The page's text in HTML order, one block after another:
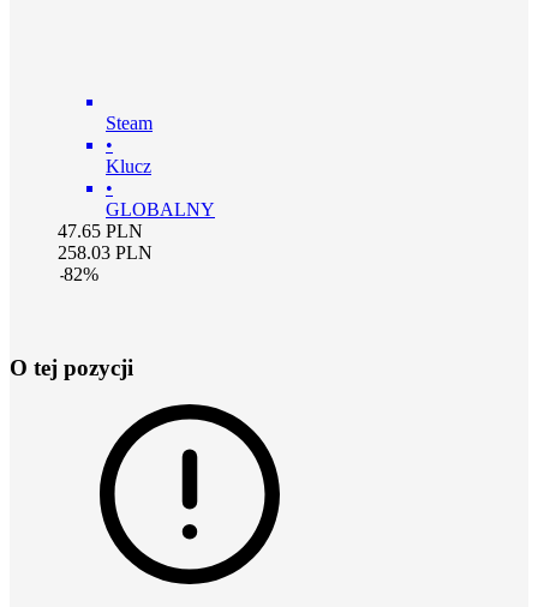
Steam
•
Klucz
•
GLOBALNY
47.65 PLN
258.03 PLN
-82%
O tej pozycji